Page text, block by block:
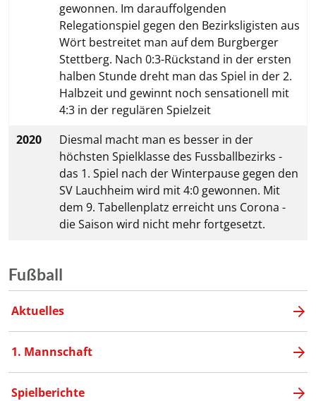
gewonnen. Im darauffolgenden
Relegationspiel gegen den Bezirksligisten aus
Wört bestreitet man auf dem Burgberger
Stettberg. Nach 0:3-Rückstand in der ersten
halben Stunde dreht man das Spiel in der 2.
Halbzeit und gewinnt noch sensationell mit
4:3 in der regulären Spielzeit
2020
Diesmal macht man es besser in der
höchsten Spielklasse des Fussballbezirks -
das 1. Spiel nach der Winterpause gegen den
SV Lauchheim wird mit 4:0 gewonnen. Mit
dem 9. Tabellenplatz erreicht uns Corona -
die Saison wird nicht mehr fortgesetzt.
Fußball
Aktuelles
1. Mannschaft
Spielberichte